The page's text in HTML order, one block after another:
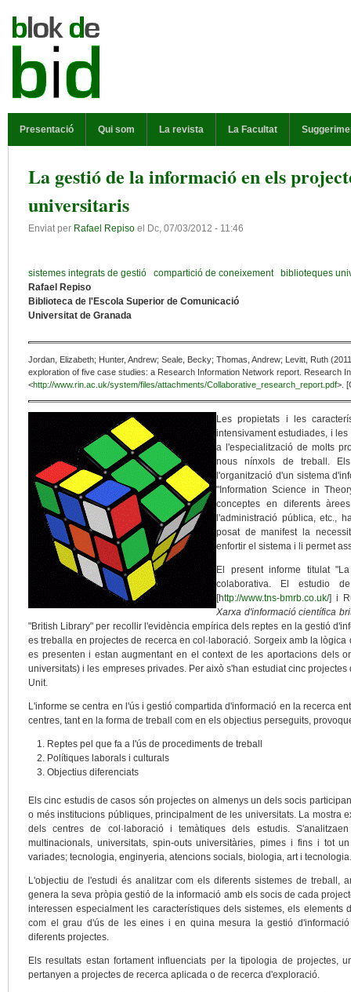
Presentació Qui som La revista La Facultat
La gestió de la informació en els
universitaris
Enviat per Rafael Repiso el Dc, 07/03/2012 - 11:46
sistemes integrats de gestió compartició de coneixement
biblioteques
Rafael Repiso
Biblioteca de l'Escola Superior de Comunicació
Universitat de Granada
Jordan, Elizabeth; Hunter, Andrew; Seale, Becky; Thomas, Andrew; Levitt, Ruth
exploration of five case studies: a Research Information Network report. Research
<http://www.rin.ac.uk/system/files/attachments/Collaborative_research_report.pdf>.
Les propietats i les
intensivament estudiades, i
a l'especialització de molts
nous nínxols de treball.
l'organització d'un sistema
"Information Science in
conceptes en diferents
l'administració pública, etc.,
posat de manifest la
enfortir el sistema i li permet
El present informe titulat
colaborativa. El estudio
[http://www.tns-bmrb.co.uk/] i
Xarxa d'informació científica
"British Library" per recollir l'evidència empírica dels reptes en la gestió
es treballa en projectes de recerca en col·laboració. Sorgeix amb la
es presenten i estan augmentant en el context de les aportacions dels
universitats) i les empreses privades. Per això s'han estudiat cinc
Unit.
L'informe se centra en l'ús i gestió compartida d'informació en la recerca
centres, tant en la forma de treball com en els objectius perseguits,
Reptes pel que fa a l'ús de procediments de treball
Polítiques laborals i culturals
Objectius diferenciats
Els cinc estudis de casos són projectes on almenys un dels socis
o més institucions públiques, principalment de les universitats. La mostra
dels centres de col·laboració i temàtiques dels estudis.
multinacionals, universitats, spin-outs universitàries, pimes i fins i tot
variades; tecnologia, enginyeria, atencions socials, biologia, art i tecnologia.
L'objectiu de l'estudi és analitzar com els diferents sistemes de treball,
genera la seva pròpia gestió de la informació amb els socis de cada
interessen especialment les característiques dels sistemes, els elements
com el grau d'ús de les eines i en quina mesura la gestió
diferents projectes.
Els resultats estan fortament influenciats per la tipologia de projectes,
pertanyen a projectes de recerca aplicada o de recerca d'exploració.